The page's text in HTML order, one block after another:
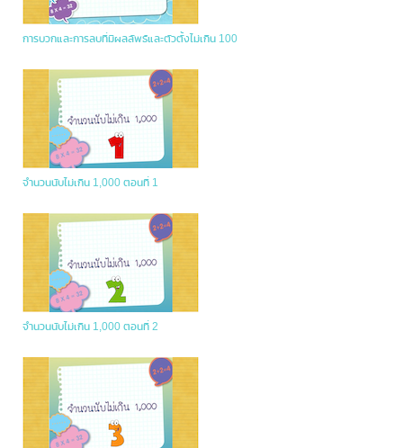
การบวกและการลบที่มีผลลัพธ์และตัวตั้งไม่เกิน 100
จำนวนนับไม่เกิน 1,000 ตอนที่ 1
จำนวนนับไม่เกิน 1,000 ตอนที่ 2